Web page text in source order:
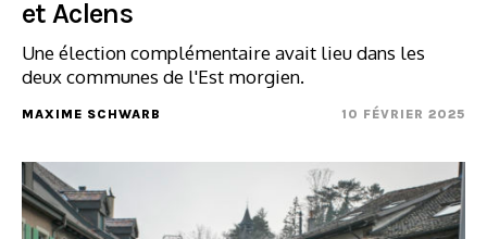
et Aclens
Une élection complémentaire avait lieu dans les
deux communes de l'Est morgien.
MAXIME SCHWARB 10 FÉVRIER 2025